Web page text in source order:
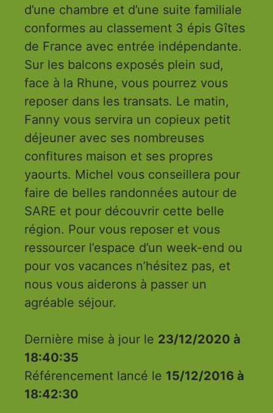
d’une chambre et d’une suite familiale
conformes au classement 3 épis Gîtes
de France avec entrée indépendante.
Sur les balcons exposés plein sud,
face à la Rhune, vous pourrez vous
reposer dans les transats. Le matin,
Fanny vous servira un copieux petit
déjeuner avec ses nombreuses
confitures maison et ses propres
yaourts. Michel vous conseillera pour
faire de belles randonnées autour de
SARE et pour découvrir cette belle
région. Pour vous reposer et vous
ressourcer l’espace d’un week-end ou
pour vos vacances n’hésitez pas, et
nous vous aiderons à passer un
agréable séjour.
Dernière mise à jour le 23/12/2020 à
18:40:35
Référencement lancé le 15/12/2016 à
18:42:30